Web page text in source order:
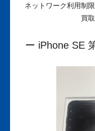
ネットワーク利用制
買
ー iPhone SE